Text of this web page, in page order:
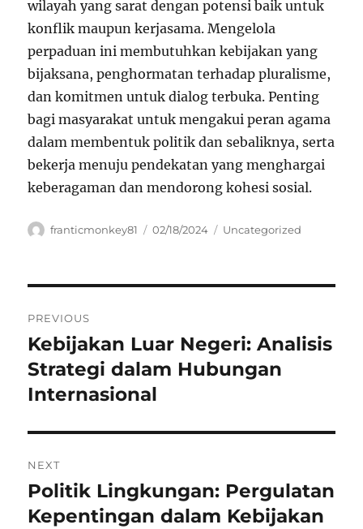
wilayah yang sarat dengan potensi baik untuk
konflik maupun kerjasama. Mengelola
perpaduan ini membutuhkan kebijakan yang
bijaksana, penghormatan terhadap pluralisme,
dan komitmen untuk dialog terbuka. Penting
bagi masyarakat untuk mengakui peran agama
dalam membentuk politik dan sebaliknya, serta
bekerja menuju pendekatan yang menghargai
keberagaman dan mendorong kohesi sosial.
Author
franticmonkey81
Posted
02/18/2024 Categories
Uncategorized
pos
PREVIOUS
Previous
post:
Kebijakan Luar Negeri: Analisis
Strategi dalam Hubungan
Internasional
NEXT
Next
post:
Politik Lingkungan: Pergulatan
Kepentingan dalam Kebijakan